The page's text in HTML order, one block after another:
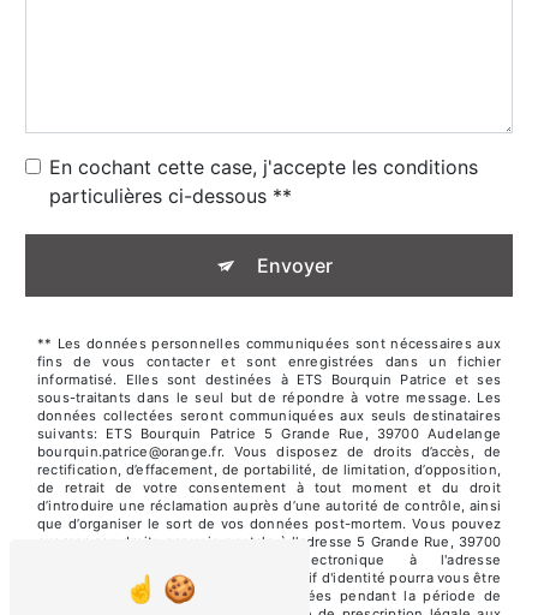
En cochant cette case, j'accepte les conditions
particulières ci-dessous **
Envoyer
** Les données personnelles communiquées sont nécessaires aux
fins de vous contacter et sont enregistrées dans un fichier
informatisé. Elles sont destinées à ETS Bourquin Patrice et ses
sous-traitants dans le seul but de répondre à votre message. Les
données collectées seront communiquées aux seuls destinataires
suivants: ETS Bourquin Patrice 5 Grande Rue, 39700 Audelange
bourquin.patrice@orange.fr. Vous disposez de droits d’accès, de
rectification, d’effacement, de portabilité, de limitation, d’opposition,
de retrait de votre consentement à tout moment et du droit
d’introduire une réclamation auprès d’une autorité de contrôle, ainsi
que d’organiser le sort de vos données post-mortem. Vous pouvez
exercer ces droits par voie postale à l'adresse 5 Grande Rue, 39700
Audelange ou par courrier électronique à l'adresse
bourquin.patrice@orange.fr. Un justificatif d'identité pourra vous être
demandé. Nous conservons vos données pendant la période de